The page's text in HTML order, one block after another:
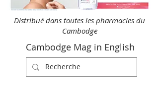
Distribué dans toutes les pharmacies du
Cambodge
Cambodge Mag in English